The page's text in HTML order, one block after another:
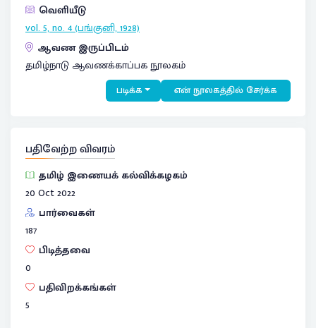
வெளியீடு
vol. 5, no. 4 (பங்குனி, 1928)
ஆவண இருப்பிடம்
தமிழ்நாடு ஆவணக்காப்பக நூலகம்
படிக்க என் நூலகத்தில் சேர்க்க
பதிவேற்ற விவரம்
தமிழ் இணையக் கல்விக்கழகம்
20 Oct 2022
பார்வைகள்
187
பிடித்தவை
0
பதிவிறக்கங்கள்
5